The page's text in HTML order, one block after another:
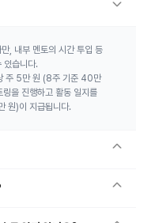
, 내부 멘토의 시간 투입 등
있습니다.
주 5만 원 (8주 기준 40만
을 진행하고 활동 일지를
원)이 지급됩니다.